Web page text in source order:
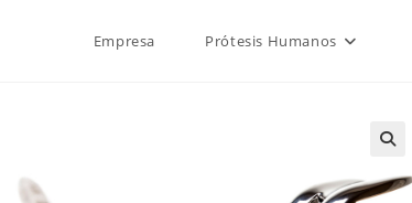
Empresa Prótesis Humanos